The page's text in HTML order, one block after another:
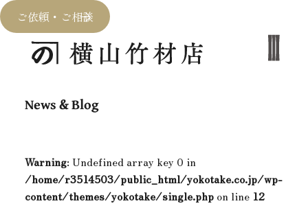
ご依頼・ご相談
News & Blog
Warning: Undefined array key 0 in
/home/r3514503/public_html/yokotake.co.jp/wp-
content/themes/yokotake/single.phpon line 12